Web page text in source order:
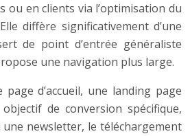
ou en clients via l’optimisation du
diffère significativement d’une
de point d’entrée généraliste
une navigation plus large.
d’accueil, une landing page
de conversion spécifique,
une newsletter, le téléchargement